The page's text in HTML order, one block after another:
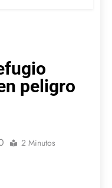
peligro
2 Minutos